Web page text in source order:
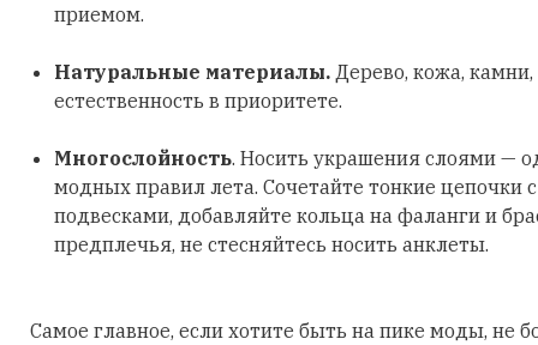
приемом.
Натуральные материалы. Дерево, кожа,
естественность в приоритете.
Многослойность. Носить украшения слоями —
модных правил лета. Сочетайте тонкие цепочки
подвесками, добавляйте кольца на фаланги и
предплечья, не стесняйтесь носить анклеты.
Самое главное, если хотите быть на пике моды, не